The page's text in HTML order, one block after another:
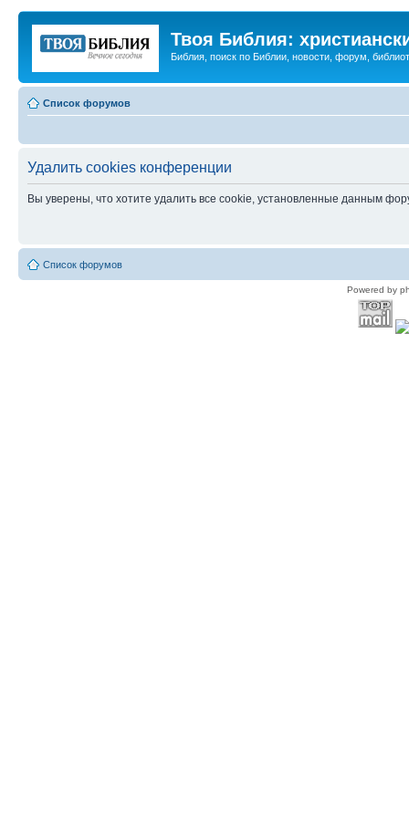
Твоя Библия:
Библия, поиск по Библии, новости, форум,
Список форумов
Удалить cookies конференции
Вы уверены, что хотите удалить все cookie, установленные данным
Список форумов
Powered by